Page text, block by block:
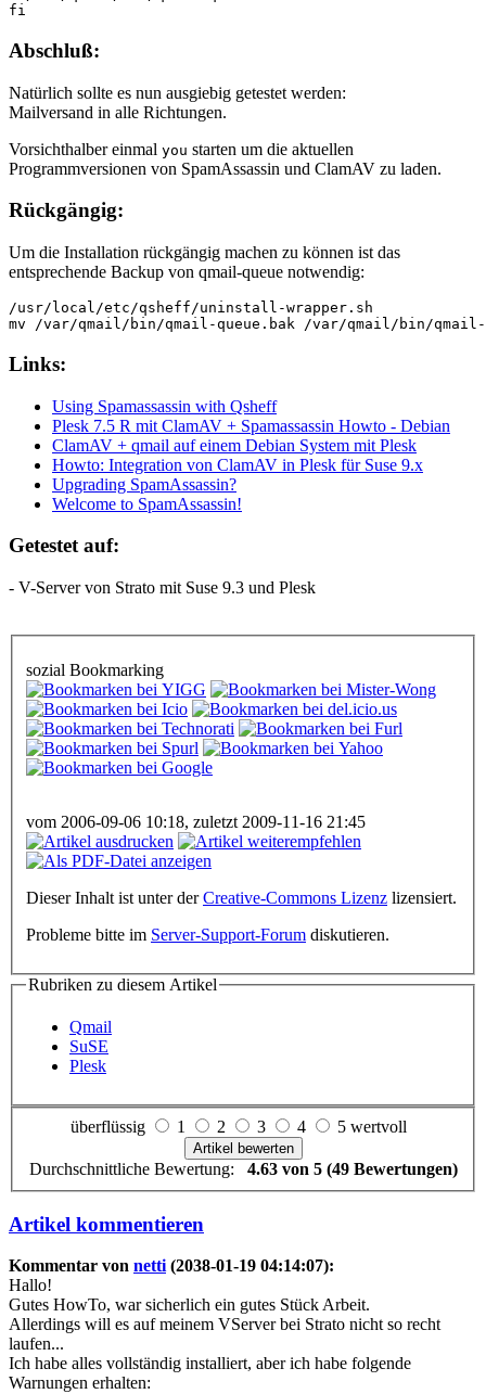
fi
Abschluß:
Natürlich sollte es nun ausgiebig getestet werden:
Mailversand in alle Richtungen.
Vorsichthalber einmal you starten um die aktuellen
Programmversionen von SpamAssassin und ClamAV zu laden.
Rückgängig:
Um die Installation rückgängig machen zu können ist das
entsprechende Backup von qmail-queue notwendig:
/usr/local/etc/qsheff/uninstall-wrapper.sh
mv /var/qmail/bin/qmail-queue.bak /var/qmail/bin/qmail-
Links:
Using Spamassassin with Qsheff
Plesk 7.5 R mit ClamAV + Spamassassin Howto - Debian
ClamAV + qmail auf einem Debian System mit Plesk
Howto: Integration von ClamAV in Plesk für Suse 9.x
Upgrading SpamAssassin?
Welcome to SpamAssassin!
Getestet auf:
- V-Server von Strato mit Suse 9.3 und Plesk
sozial Bookmarking
vom 2006-09-06 10:18, zuletzt 2009-11-16 21:45
Dieser Inhalt ist unter derCreative-Commons Lizenz lizensiert.
Probleme bitte im Server-Support-Forum diskutieren.
Rubriken zu diesem Artikel
Qmail
SuSE
Plesk
überflüssig 1 2 3 4 5 wertvoll
Durchschnittliche Bewertung: 4.63 von 5 (49 Bewertungen)
Artikel kommentieren
Kommentar von netti (2038-01-19 04:14:07):
Hallo!
Gutes HowTo, war sicherlich ein gutes Stück Arbeit.
Allerdings will es auf meinem VServer bei Strato nicht so recht
laufen...
Ich habe alles vollständig installiert, aber ich habe folgende
Warnungen erhalten: